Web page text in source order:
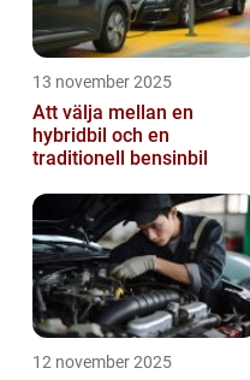
13 november 2025
Att välja mellan en
hybridbil och en
traditionell bensinbil
12 november 2025